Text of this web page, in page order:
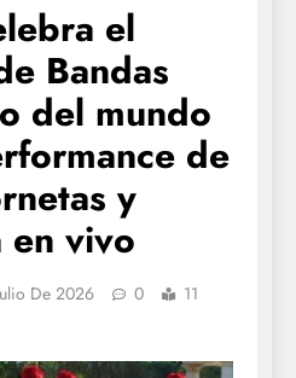
el
Bandas
del mundo
de
y
en vivo
De 2026 0
11